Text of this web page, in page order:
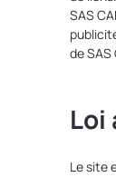
SAS
de SAS
Loi
Le site